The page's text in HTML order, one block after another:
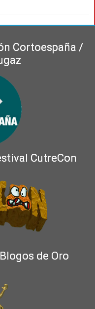
Cortoespaña /
CutreCon
de Oro